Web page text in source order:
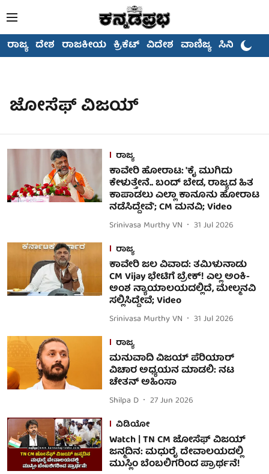
ರಾಜ್ಯ ದೇಶ ರಾಜಕೀಯ ಕ್ರಿಕೆಟ್ ವಿದೇಶ ವಾಣಿಜ್ಯ ಸಿನಿಮಾ
ಜೋಸೆಫ್ ವಿಜಯ್
ರಾಜ್ಯ
ಕಾವೇರಿ ಹೋರಾಟ: 'ಕೈ ಮುಗಿದು
ಕೇಳುತ್ತೇನೆ.. ಬಂದ್ ಬೇಡ, ರಾಜ್ಯದ ಹಿತ
ಕಾಪಾಡಲು ಎಲ್ಲಾ ಕಾನೂನು ಹೋರಾಟ
ನಡೆಸಿದ್ದೇವೆ'; CM ಮನವಿ; Video
Srinivasa Murthy VN
31 Jul 2026
ರಾಜ್ಯ
ಕಾವೇರಿ ಜಲ ವಿವಾದ: ತಮಿಳುನಾಡು
CM Vijay ಭೇಟಿಗೆ ಬ್ರೇಕ್! ಎಲ್ಲ ಅಂಕಿ-
ಅಂಶ ನ್ಯಾಯಾಲಯದಲ್ಲಿದೆ, ಮೇಲ್ಮನವಿ
ಸಲ್ಲಿಸಿದ್ದೇವೆ; Video
Srinivasa Murthy VN
31 Jul 2026
ರಾಜ್ಯ
ಮನುವಾದಿ ವಿಜಯ್‌ ಪೆರಿಯಾರ್
ವಿಚಾರ ಅಧ್ಯಯನ ಮಾಡಲಿ: ನಟ
ಚೇತನ್ ಅಹಿಂಸಾ
Shilpa D
27 Jun 2026
ವಿಡಿಯೋ
Watch | TN CM ಜೋಸೆಫ್ ವಿಜಯ್
ಜನ್ಮದಿನ: ಮಧುರೈ ದೇವಾಲಯದಲ್ಲಿ
ಮುಸ್ಲಿಂ ಬೆಂಬಲಿಗರಿಂದ ಪ್ರಾರ್ಥನೆ!